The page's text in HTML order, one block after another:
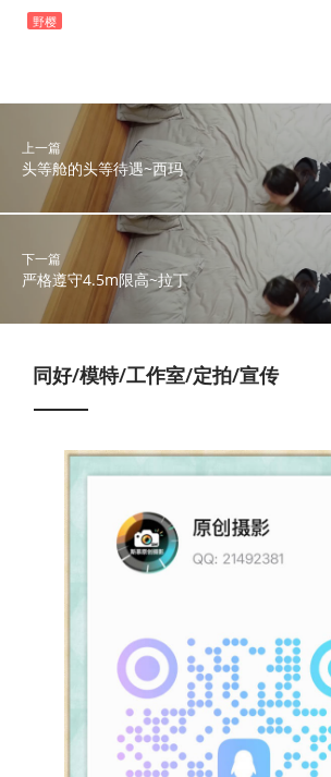
野樱
上一篇
头等舱的头等待遇~西玛
下一篇
严格遵守4.5m限高~拉丁
同好/模特/工作室/定拍/宣传